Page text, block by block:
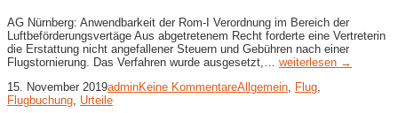
AG Nürnberg: Anwendbarkeit der Rom-I Verordnung im Bereich der
Luftbeförderungsvertäge Aus abgetretenem Recht forderte eine Vertreterin
die Erstattung nicht angefallener Steuern und Gebühren nach einer
Flugstornierung. Das Verfahren wurde ausgesetzt,… weiterlesen →
15. November 2019adminKeine KommentareAllgemein, Flug,
Flugbuchung, Urteile